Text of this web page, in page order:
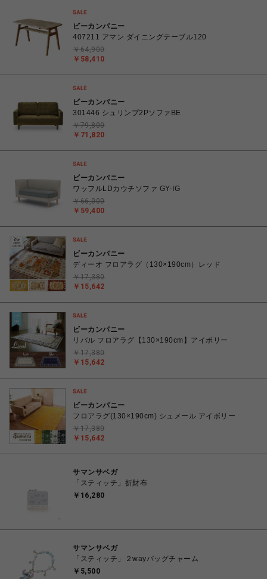
ビーカンパニー
407211 アマン ダイニングテーブル120
￥58,410
￥64,900
ビーカンパニー
301446 シュリンプ2PソファBE
￥71,820
￥79,800
ビーカンパニー
ワッフルLDカウチソファ GY-IG
￥59,400
￥66,000
ビーカンパニー
ディーオ フロアラグ（130×190cm）レッド
￥15,642
￥17,380
ビーカンパニー
リバル フロアラグ【130×190cm】アイボリー
￥15,642
￥17,380
ビーカンパニー
フロアラグ(130×190cm) シュメール アイボリー
￥15,642
￥17,380
サマンサベガ
「スティッチ」折財布
￥16,280
サマンサベガ
「スティッチ」２wayバッグチャーム
￥5,500